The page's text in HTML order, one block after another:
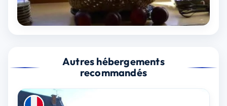
Autres hébergements
recommandés